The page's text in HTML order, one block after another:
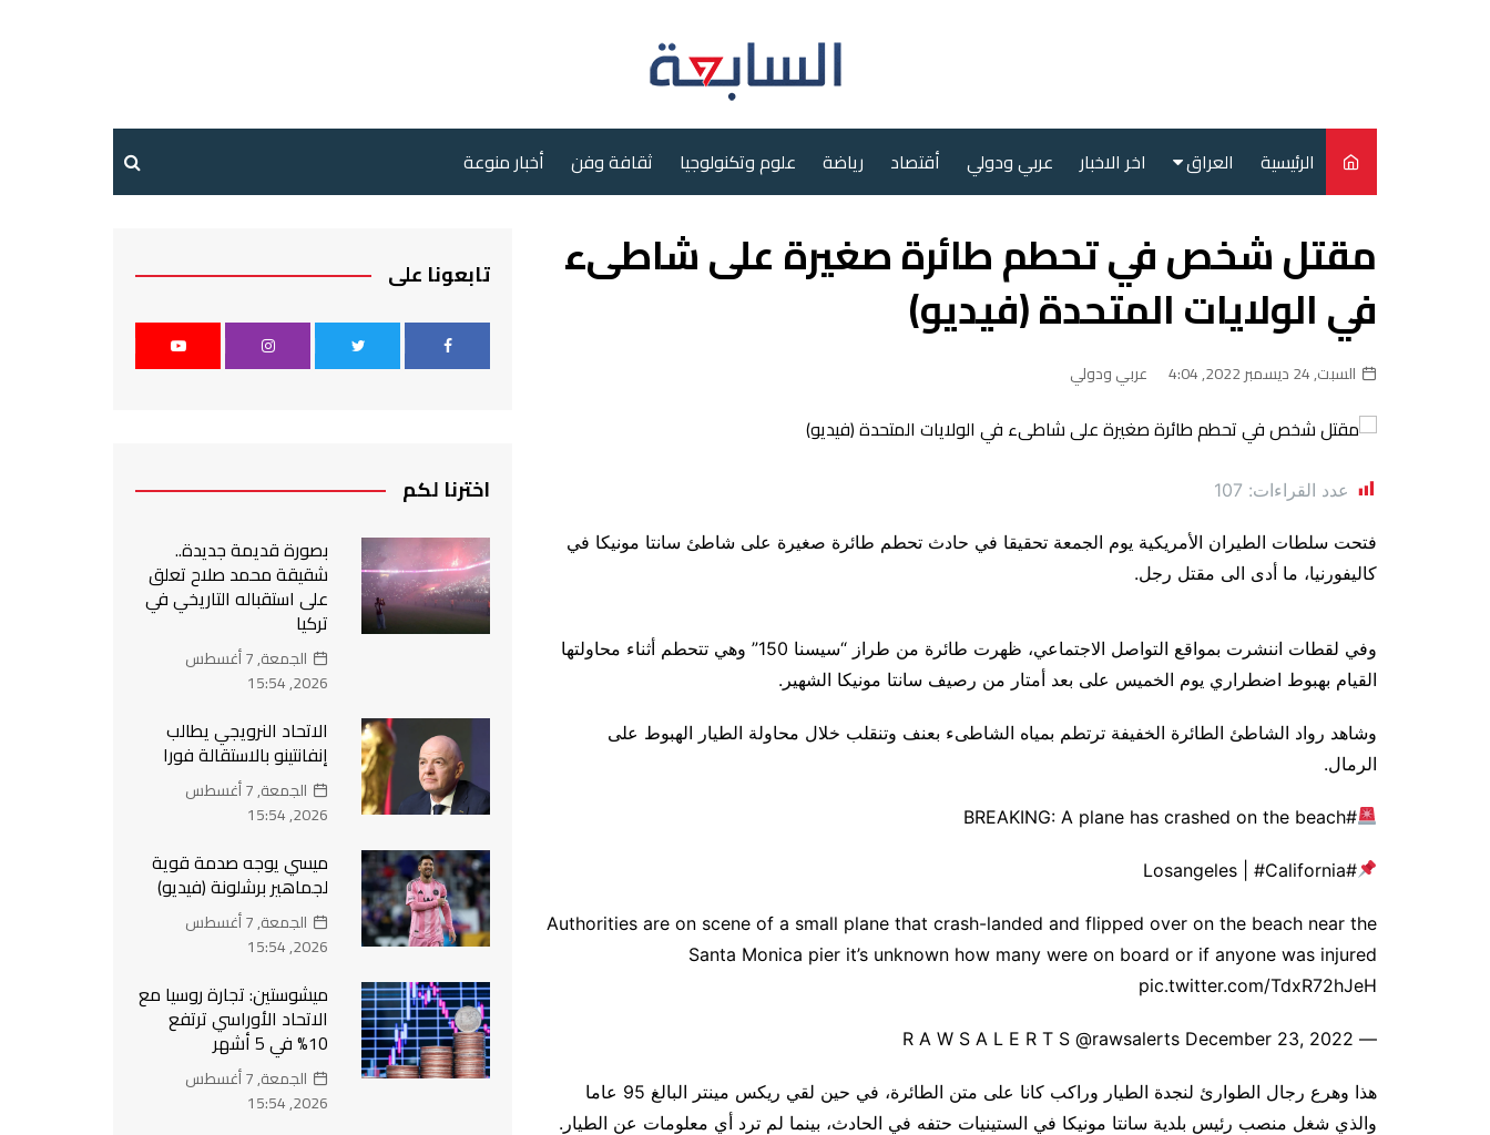
الرئيسية العراق
سياسة
محليات
اخر الاخبار عربي ودولي أقتصاد رياضة علوم وتكنولوجيا ثقافة وفن أخبار منوعة
مقتل شخص في تحطم طائرة صغيرة على شاطىء
في الولايات المتحدة (فيديو)
السبت, 24 ديسمبر 2022, 4:04 عربي ودولي
عدد القراءات: 107
فتحت سلطات الطيران الأمريكية يوم الجمعة تحقيقا في حادث تحطم طائرة صغيرة على شاطئ سانتا مونيكا في
كاليفورنيا، ما أدى الى مقتل رجل.
وفي لقطات اننشرت بمواقع التواصل الاجتماعي، ظهرت طائرة من طراز “سيسنا 150” وهي تتحطم أثناء محاولتها
القيام بهبوط اضطراري يوم الخميس على بعد أمتار من رصيف سانتا مونيكا الشهير.
وشاهد رواد الشاطئ الطائرة الخفيفة ترتطم بمياه الشاطىء بعنف وتنقلب خلال محاولة الطيار الهبوط على
الرمال.
#BREAKING: A plane has crashed on the beach
#Losangeles | #California
Authorities are on scene of a small plane that crash-landed and flipped over on the beach near the
Santa Monica pier it’s unknown how many were on board or if anyone was injured
pic.twitter.com/TdxR72hJeH
— R A W S A L E R T S @rawsalerts December 23, 2022
هذا وهرع رجال الطوارئ لنجدة الطيار وراكب كانا على متن الطائرة، في حين لقي ريكس مينتر البالغ 95 عاما
والذي شغل منصب رئيس بلدية سانتا مونيكا في الستينيات حتفه في الحادث، بينما لم ترد أي معلومات عن الطيار.
تابعونا على
اخترنا لكم
بصورة قديمة جديدة..
شقيقة محمد صلاح تعلق
على استقباله التاريخي في
تركيا
الجمعة, 7 أغسطس
2026, 15:54
الاتحاد النرويجي يطالب
إنفانتينو بالاستقالة فورا
الجمعة, 7 أغسطس
2026, 15:54
ميسي يوجه صدمة قوية
لجماهير برشلونة (فيديو)
الجمعة, 7 أغسطس
2026, 15:54
ميشوستين: تجارة روسيا مع
الاتحاد الأوراسي ترتفع
10% في 5 أشهر
الجمعة, 7 أغسطس
2026, 15:54